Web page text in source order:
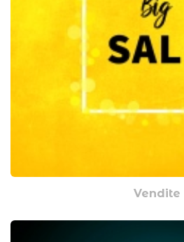
Vendite